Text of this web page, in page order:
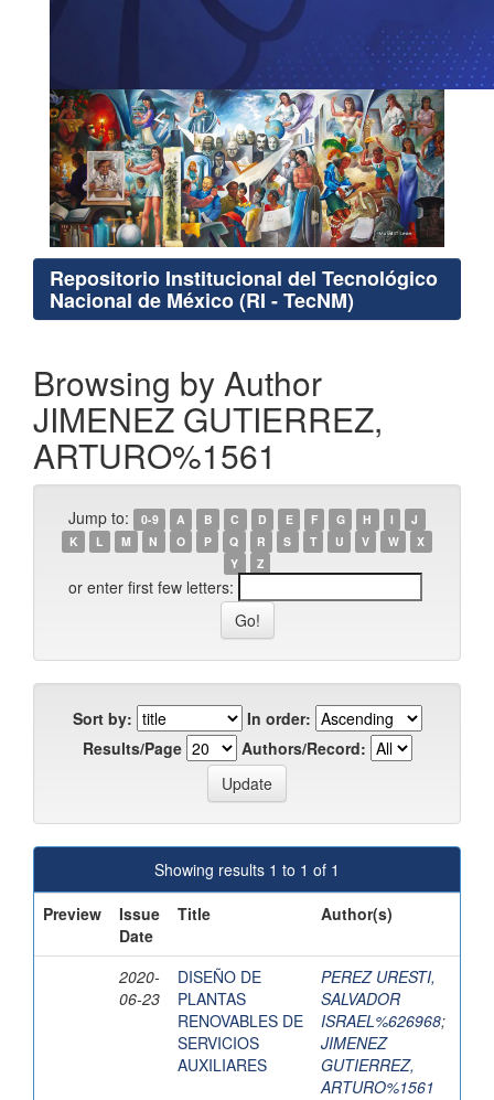
Repositorio Institucional del Tecnológico
Nacional de México (RI - TecNM)
Browsing by Author
JIMENEZ GUTIERREZ,
ARTURO%1561
Jump to: 0-9 A B C D E F G H I
J
K
L M N O P Q R S T U V W
X
Y
Z
or enter first few letters:
Sort by:
In order:
Results/Page
Authors/Record:
Showing results 1 to 1 of 1
Preview
Issue
Date
Title Author(s)
2020-
06-23
DISEÑO DE
PLANTAS
RENOVABLES DE
SERVICIOS
AUXILIARES
PEREZ URESTI,
SALVADOR
ISRAEL%626968;
JIMENEZ
GUTIERREZ,
ARTURO%1561